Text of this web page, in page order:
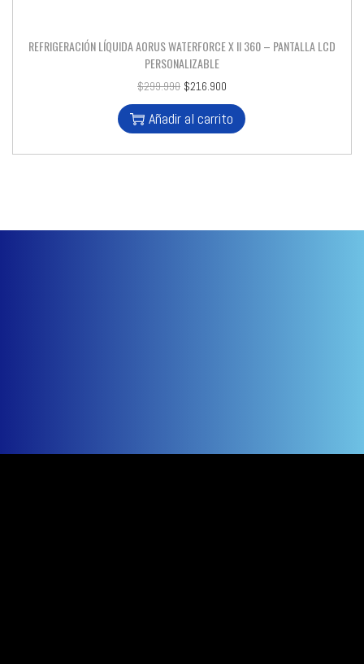
REFRIGERACIÓN LÍQUIDA AORUS WATERFORCE X II 360 – PANTALLA LCD
PERSONALIZABLE
$299.990 $216.900
Añadir al carrito